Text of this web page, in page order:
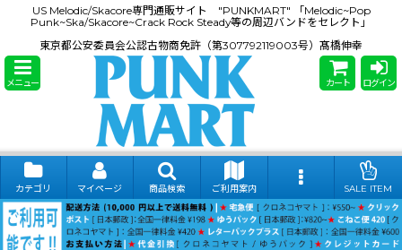
US Melodic/Skacore専門通販サイト "PUNKMART" 「Melodic~Pop
Punk~Ska/Skacore~Crack Rock Steady等の周辺バンドをセレクト」
東京都公安委員会公認古物商免許（第307792119003号）髙橋伸幸
メニュー カート ログイン
カテゴリ マイページ 商品検索 ご利用案内 SALE ITEM